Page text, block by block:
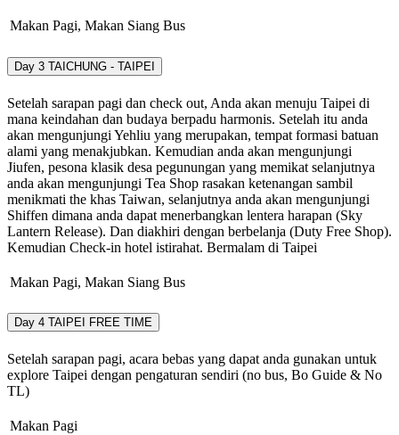
Makan Pagi, Makan Siang Bus
Day 3 TAICHUNG - TAIPEI
Setelah sarapan pagi dan check out, Anda akan menuju Taipei di
mana keindahan dan budaya berpadu harmonis. Setelah itu anda
akan mengunjungi Yehliu yang merupakan, tempat formasi batuan
alami yang menakjubkan. Kemudian anda akan mengunjungi
Jiufen, pesona klasik desa pegunungan yang memikat selanjutnya
anda akan mengunjungi Tea Shop rasakan ketenangan sambil
menikmati the khas Taiwan, selanjutnya anda akan mengunjungi
Shiffen dimana anda dapat menerbangkan lentera harapan (Sky
Lantern Release). Dan diakhiri dengan berbelanja (Duty Free Shop).
Kemudian Check-in hotel istirahat. Bermalam di Taipei
Makan Pagi, Makan Siang Bus
Day 4 TAIPEI FREE TIME
Setelah sarapan pagi, acara bebas yang dapat anda gunakan untuk
explore Taipei dengan pengaturan sendiri (no bus, Bo Guide & No
TL)
Makan Pagi